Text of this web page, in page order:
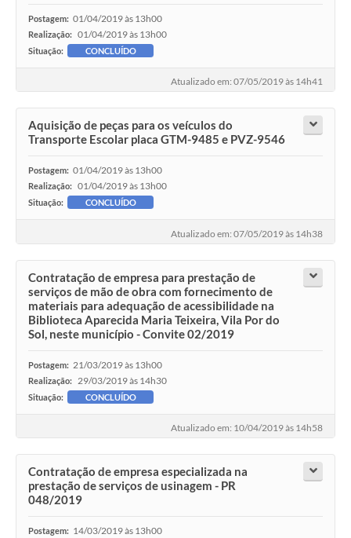
Postagem: 01/04/2019 às 13h00
Realização: 01/04/2019 às 13h00
Situação: CONCLUÍDO
Atualizado em: 07/05/2019 às 14h41
Aquisição de peças para os veículos do
Transporte Escolar placa GTM-9485 e PVZ-9546
Postagem: 01/04/2019 às 13h00
Realização: 01/04/2019 às 13h00
Situação: CONCLUÍDO
Atualizado em: 07/05/2019 às 14h38
Contratação de empresa para prestação de
serviços de mão de obra com fornecimento de
materiais para adequação de acessibilidade na
Biblioteca Aparecida Maria Teixeira, Vila Por do
Sol, neste município - Convite 02/2019
Postagem: 21/03/2019 às 13h00
Realização: 29/03/2019 às 14h30
Situação: CONCLUÍDO
Atualizado em: 10/04/2019 às 14h58
Contratação de empresa especializada na
prestação de serviços de usinagem - PR
048/2019
Postagem: 14/03/2019 às 13h00